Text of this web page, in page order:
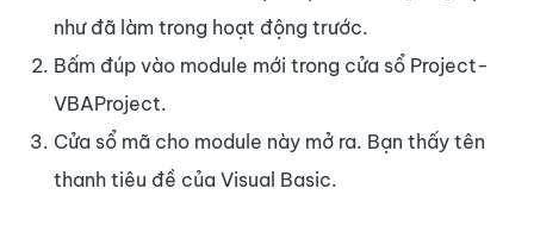
như đã làm trong hoạt động trước.
Bấm đúp vào module mới trong cửa sổ Project-
VBAProject.
Cửa sổ mã cho module này mở ra. Bạn thấy tên
thanh tiêu đề của Visual Basic.